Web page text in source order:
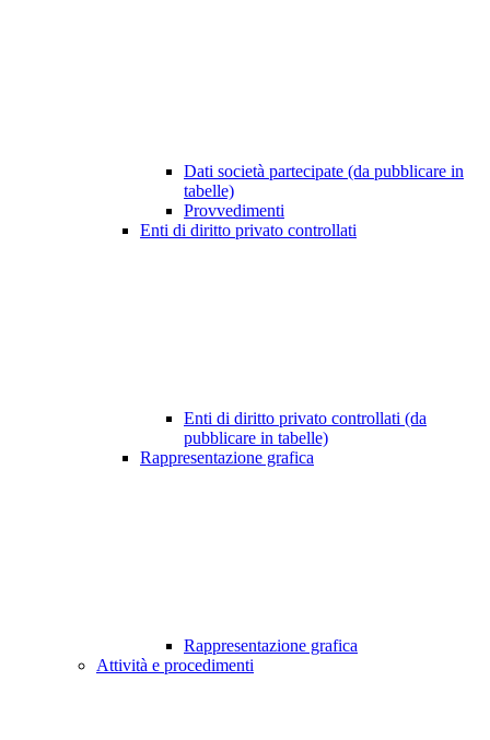
Dati società partecipate (da pubblicare in
tabelle)
Provvedimenti
Enti di diritto privato controllati
Enti di diritto privato controllati (da
pubblicare in tabelle)
Rappresentazione grafica
Rappresentazione grafica
Attività e procedimenti